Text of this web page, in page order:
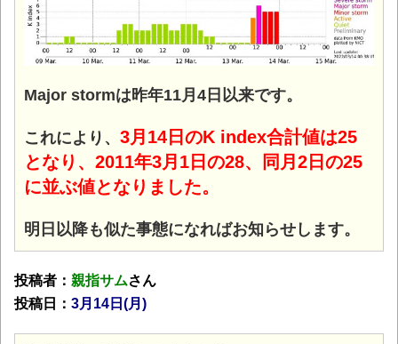
Major stormは昨年11月4日以来です。
これにより、 3月14日のK index合計値は25
となり、2011年3月1日の28、同月2日の25
に並ぶ値となりました。
明日以降も似た事態になればお知らせします。
投稿者： 親指サムさん
投稿日： 3月14日(月)